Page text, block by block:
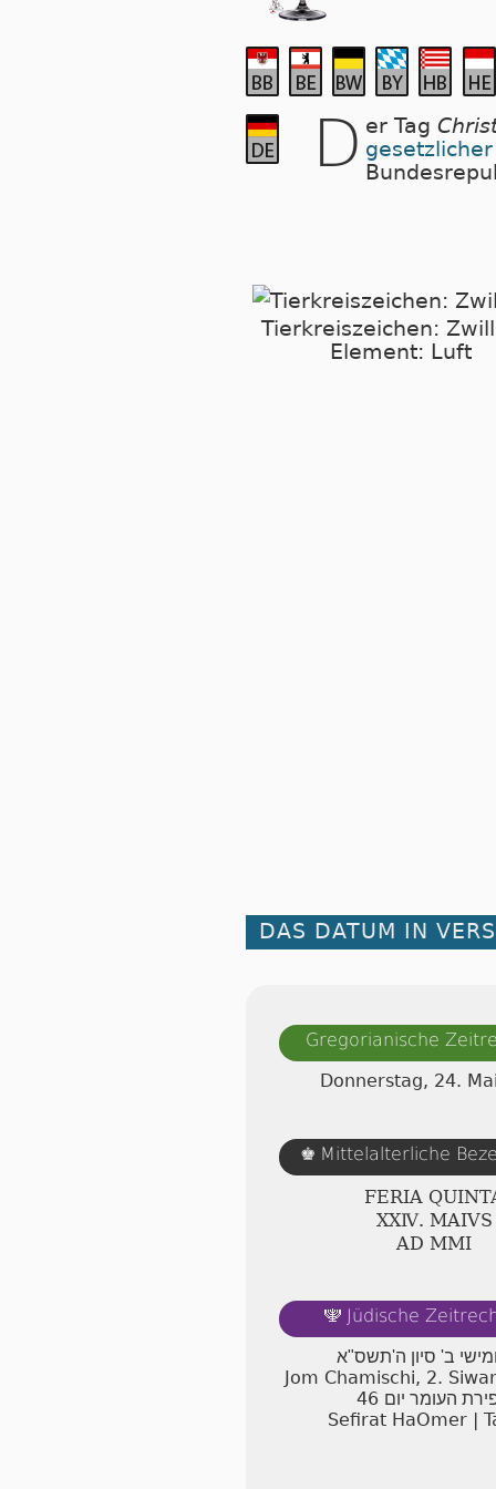
D er Tag
Tierkreiszeichen:
Element: Luft
DAS DATUM IN
Gregorianische
Donnerstag, 24.
♚ Mittelalterliche
FERIA
ⅩⅩⅣ. MAIVS
AD ⅯⅯⅠ
🕎 Jüdische
ב' סיון ה'תשס"א
Jom Chamischi, 2.
46 העומר יום
Sefirat HaOmer |